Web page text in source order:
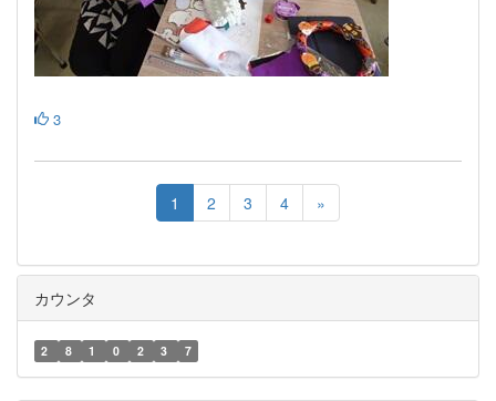
3
1 2 3 4 »
カウンタ
2 8 1 0 2 3 7